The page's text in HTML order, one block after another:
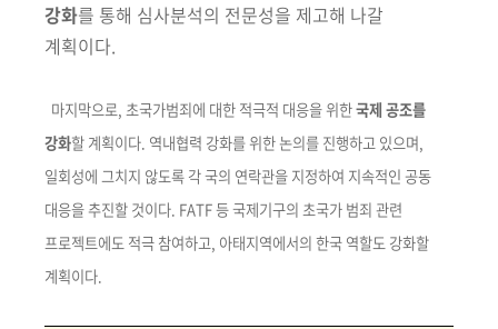
강화를 통해 심사분석의 전문성을 제고해 나갈
계획이다.
마지막으로, 초국가범죄에 대한 적극적 대응을 위한국제 공조를
강화할 계획이다. 역내협력 강화를 위한 논의를 진행하고 있으며,
일회성에 그치지 않도록 각 국의 연락관을 지정하여 지속적인 공동
대응을 추진할 것이다. FATF 등 국제기구의 초국가 범죄 관련
프로젝트에도 적극 참여하고, 아태지역에서의 한국 역할도 강화할
계획이다.